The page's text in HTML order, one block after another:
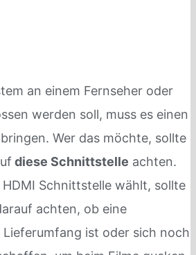
an einem Fernseher oder
werden soll, muss es einen
Wer das möchte, sollte
diese Schnittstelle achten.
Schnittstelle wählt, sollte
achten, ob eine
Lieferumfang ist oder sich noch